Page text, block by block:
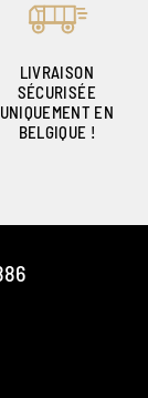
LIVRAISON
SÉCURISÉE
UNIQUEMENT EN
BELGIQUE !